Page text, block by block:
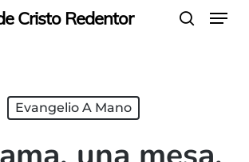
Cristo Redentor Menu
Evangelio A Mano